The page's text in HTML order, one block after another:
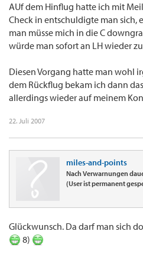
AUf dem Hinflug hatte ich mit
Check in entschuldigte man sich,
man müsse mich in die C
würde man sofort an LH wieder
Diesen Vorgang hatte man wohl
dem Rückflug bekam ich dann
allerdings wieder auf meinem
22. Juli 2007
miles-and-points
Nach Verwarnungen
(User ist permanent
Glückwunsch. Da darf man sich
8)